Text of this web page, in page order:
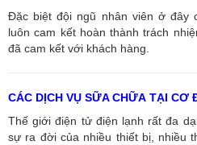
Đặc biệt đội ngũ nhân viên ở đây
luôn cam kết hoàn thành trách
đã cam kết với khách hàng.
CÁC DỊCH VỤ SỮA CHỮA TẠI CƠ
Thế giới điện tử điện lạnh rất đa
sự ra đời của nhiều thiết bị, nhiều